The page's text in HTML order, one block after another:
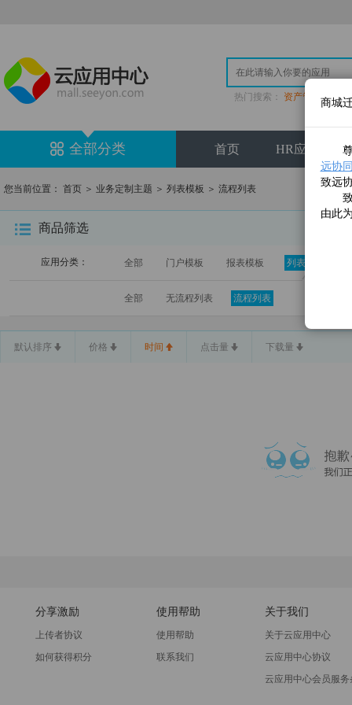
热门搜索： 资产管理| 登
全部分类 首页 HR应用专区
商城
尊敬
远协
致远
致远
由此
您当前位置： 首页 ＞ 业务定制主题 ＞ 列表模板 ＞ 流程列表
商品筛选
应用分类： 全部 门户模板 报表模板 列表模板
全部 无流程列表 流程列表
默认排序 价格 时间 点击量 下载量
分享激励
上传者协议
如何获得积分
使用帮助
使用帮助
联系我们
关于我们
关于云应用中心
云应用中心协议
云应用中心会员服务